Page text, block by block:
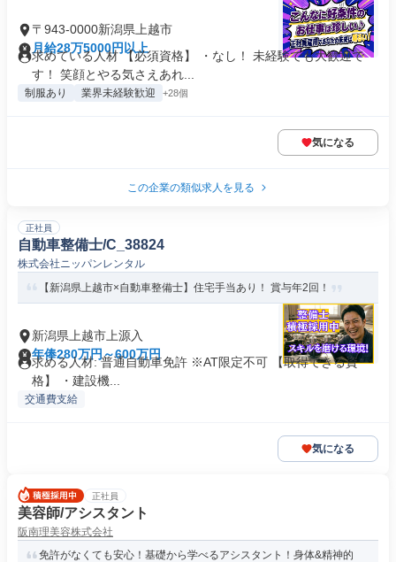
〒943-0000新潟県上越市
月給28万5000円以上
求めている人材 【必須資格】 ・なし！ 未経験でも大歓迎で
す！ 笑顔とやる気さえあれ...
制服あり 業界未経験歓迎 +28個
気になる
この企業の類似求人を見る
正社員
自動車整備士/C_38824
株式会社ニッパンレンタル
【新潟県上越市×自動車整備士】住宅手当あり！ 賞与年2回！
新潟県上越市上源入
年俸280万円～600万円
求める人材: 普通自動車免許 ※AT限定不可 【取得できる資
格】 ・建設機...
交通費支給
気になる
正社員
美容師/アシスタント
阪南理美容株式会社
免許がなくても安心！基礎から学べるアシスタント！身体&精神的